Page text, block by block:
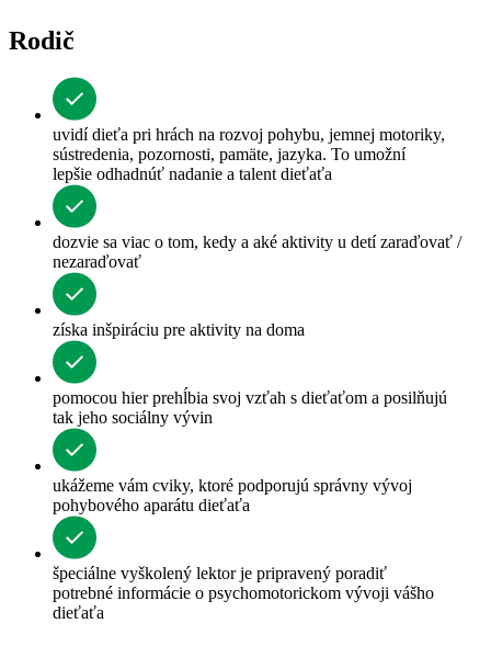
Rodič
uvidí dieťa pri hrách na rozvoj pohybu, jemnej motoriky,
sústredenia, pozornosti, pamäte, jazyka. To umožní
lepšie odhadnúť nadanie a talent dieťaťa
dozvie sa viac o tom, kedy a aké aktivity u detí zaraďovať /
nezaraďovať
získa inšpiráciu pre aktivity na doma
pomocou hier prehĺbia svoj vzťah s dieťaťom a posilňujú
tak jeho sociálny vývin
ukážeme vám cviky, ktoré podporujú správny vývoj
pohybového aparátu dieťaťa
špeciálne vyškolený lektor je pripravený poradiť
potrebné informácie o psychomotorickom vývoji vášho
dieťaťa